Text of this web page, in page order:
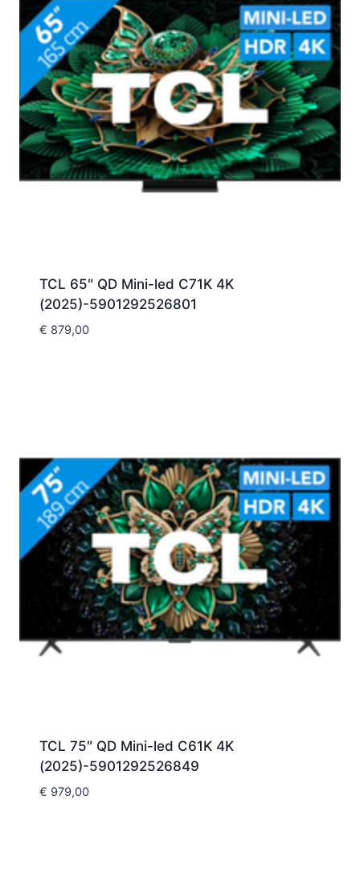
TCL 65″ QD Mini-led C71K 4K
(2025)-5901292526801
€ 879,00
TCL 75″ QD Mini-led C61K 4K
(2025)-5901292526849
€ 979,00